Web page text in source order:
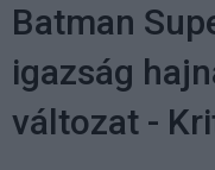
Batman
igazság
változat -